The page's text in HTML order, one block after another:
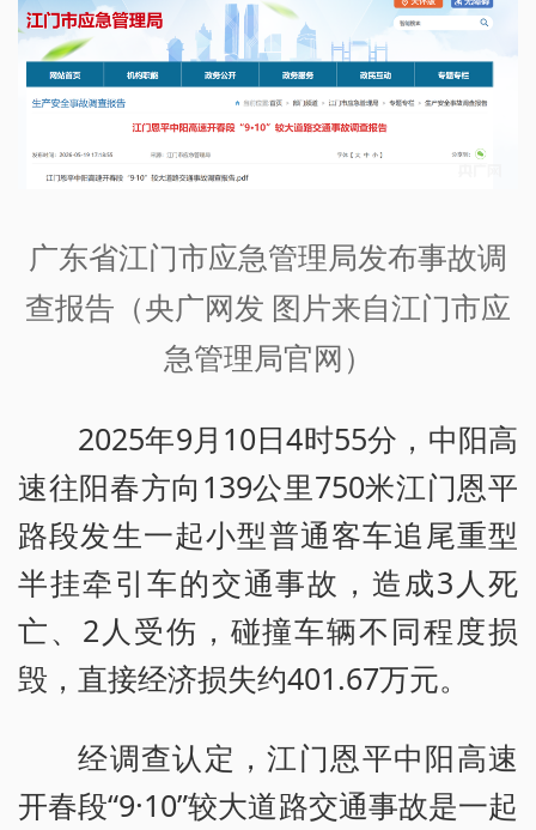
广东省江门市应急管理局发布事故调
查报告（央广网发 图片来自江门市应
急管理局官网）
2025年9月10日4时55分，中阳高
速往阳春方向139公里750米江门恩平
路段发生一起小型普通客车追尾重型
半挂牵引车的交通事故，造成3人死
亡、2人受伤，碰撞车辆不同程度损
毁，直接经济损失约401.67万元。
经调查认定，江门恩平中阳高速
开春段“9·10”较大道路交通事故是一起